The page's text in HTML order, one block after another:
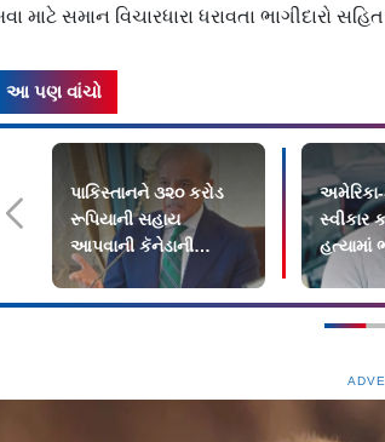
માટે સમાન વિચારધારા ધરાવતા ભાગીદારો
આ પણ વાંચો
પાકિસ્તાનને ૩૨૦ કરોડ
રૂપિયાની સહાય
આપવાની કૅનેડાની
જાહેરાત
અમેરિકા-
સ્વીકાર
હત્યામાં
નહીં